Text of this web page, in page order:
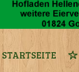
STARTSEITE